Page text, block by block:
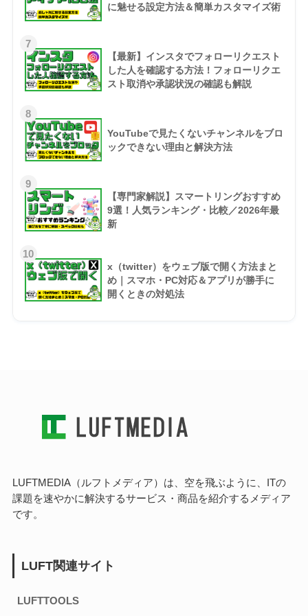
に魅せる設定方法＆簡単カスタマイズ術
7
【最新】インスタでフォローリクエスト
した人を確認する方法！フォローリクエ
スト取消や承認状況の確認も解説
8
YouTubeで見たくないチャンネルをブロ
ックできない理由と解決方法
9
【専門家解説】スマートリングおすすめ
9選！人気ランキング・比較／2026年最
新
10
x（twitter）をウェブ版で開く方法まと
め｜スマホ・PC対応＆アプリが勝手に
開くときの対処法
LUFTMEDIA（ルフトメディア）は、空を飛ぶように、ITの
課題を速やかに解決するサービス・商品を紹介するメディア
です。
LUFT関連サイト
LUFTTOOLS